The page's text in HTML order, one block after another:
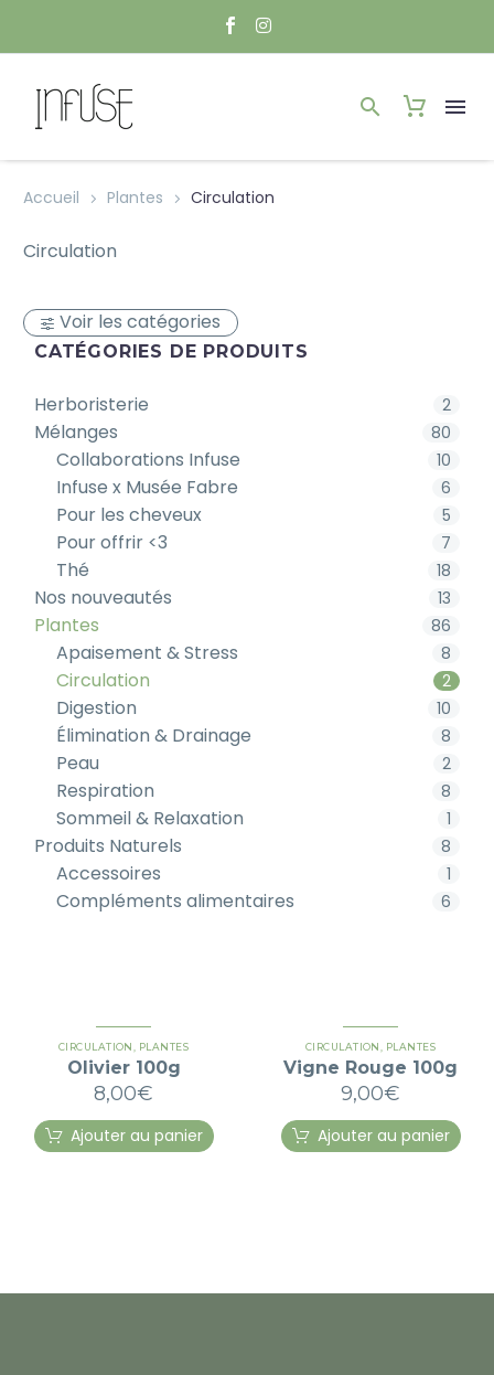
Accueil Plantes Circulation
Circulation
Voir les catégories
CATÉGORIES DE PRODUITS
Herboristerie 2
Mélanges 80
Collaborations Infuse 10
Infuse x Musée Fabre 6
Pour les cheveux 5
Pour offrir <3 7
Thé 18
Nos nouveautés 13
Plantes 86
Apaisement & Stress 8
Circulation 2
Digestion 10
Élimination & Drainage 8
Peau 2
Respiration 8
Sommeil & Relaxation 1
Produits Naturels 8
Accessoires 1
Compléments alimentaires 6
CIRCULATION PLANTES
Olivier 100g
8,00€
Ajouter au panier
CIRCULATION PLANTES
Vigne Rouge 100g
9,00€
Ajouter au panier